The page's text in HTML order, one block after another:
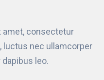
amet, consectetur
luctus nec ullamcorper
leo.